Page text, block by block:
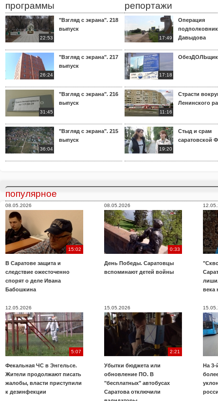
программы
22:53
"Взгляд с экрана". 218
выпуск
26:24
"Взгляд с экрана". 217
выпуск
31:45
"Взгляд с экрана". 216
выпуск
36:04
"Взгляд с экрана". 215
выпуск
репортажи
17:49
Операция
Давыдова
17:18
11:16
Страсти
Ленинского
19:20
Стыд и срам
саратовской
популярное
08.05.2026
15:02
В Саратове защита и
следствие ожесточенно
спорят о деле Ивана
Бабошкина
08.05.2026
0:33
День Победы. Саратовцы
вспоминают детей войны
века
12.05.2026
5:07
Фекальная ЧС в Энгельсе.
Жители продолжают писать
жалобы, власти приступили
к дезинфекции
15.05.2026
2:21
Убытки бюджета или
обновление ПО. В
"бесплатных" автобусах
Саратова отключили
На 3-